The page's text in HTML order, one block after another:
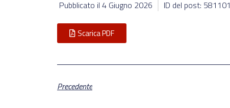
Pubblicato il 4 Giugno 2026 ID del post: 581101
Scarica PDF
Precedente